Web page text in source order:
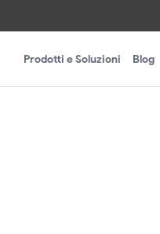
Prodotti e Soluzioni Blog